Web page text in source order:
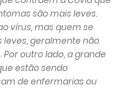
são mais leves.
vírus, mas quem se
geralmente não
outro lado, a grande
estão sendo
de enfermarias ou